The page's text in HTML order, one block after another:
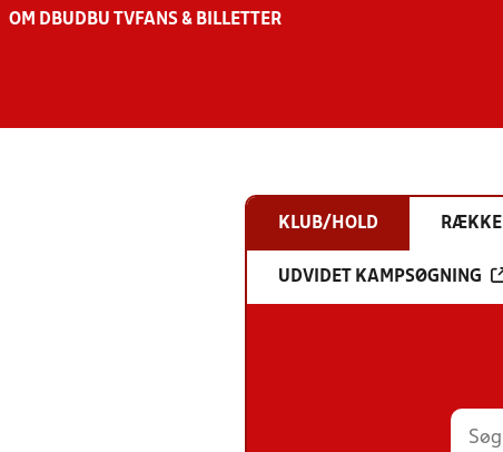
OM DBU DBU TV FANS & BILLETTER
KLUB/HOLD RÆKKE
UDVIDET KAMPSØGNING